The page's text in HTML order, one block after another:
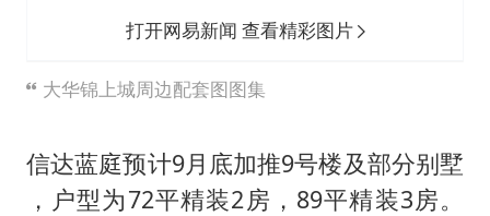
打开网易新闻 查看精彩图片
大华锦上城周边配套图图集
信达蓝庭预计9月底加推9号楼及部分别墅
，户型为72平精装2房，89平精装3房。